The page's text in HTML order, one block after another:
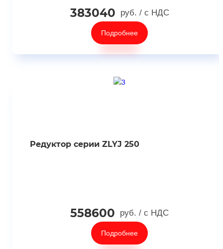
383040 руб. / с НДС
Подробнее
Редуктор серии ZLYJ 250
558600 руб. / с НДС
Подробнее